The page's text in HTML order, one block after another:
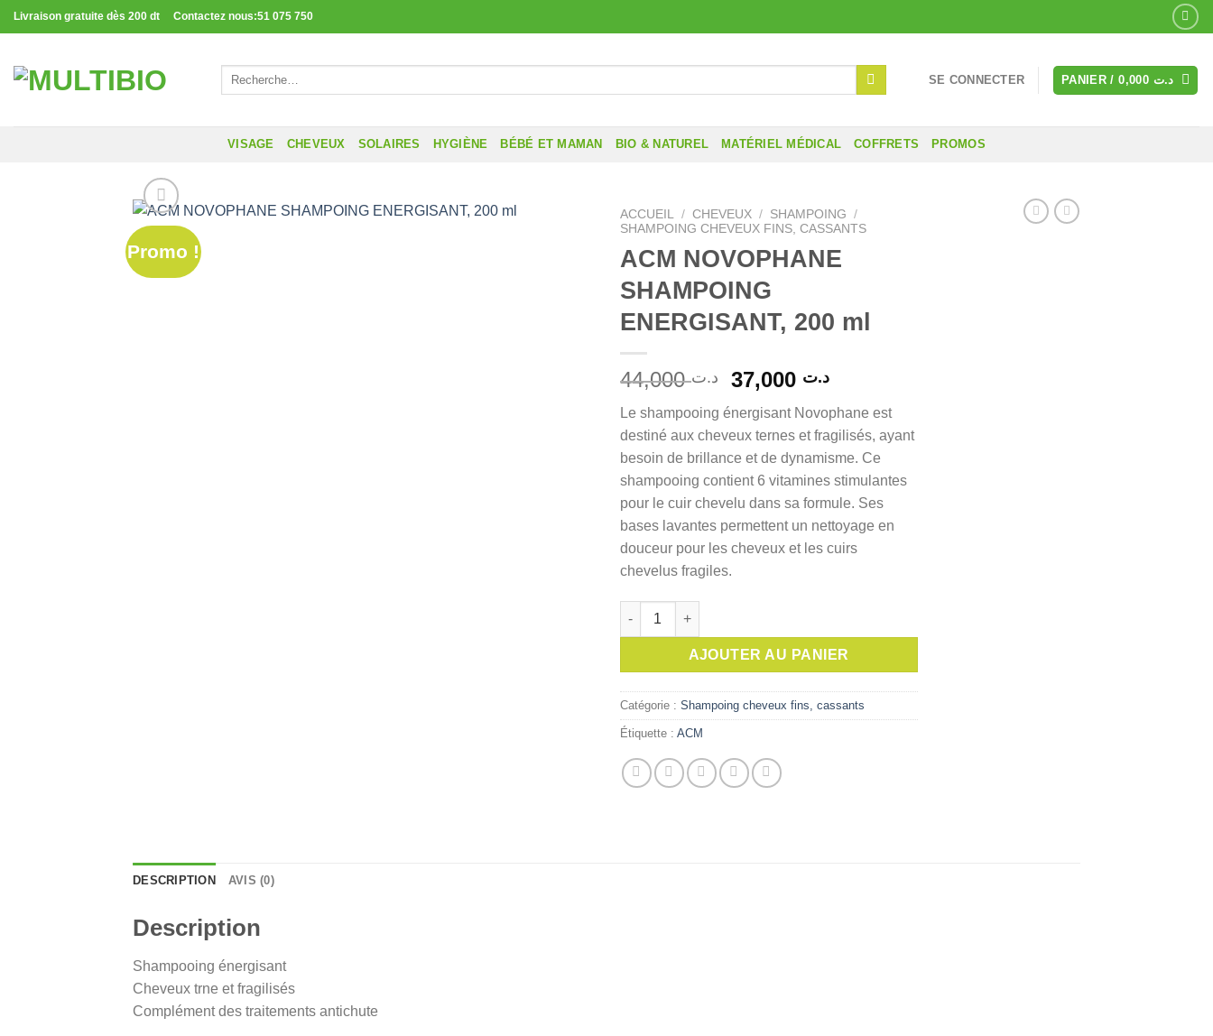
Passer
au
Livraison gratuite dès 200 dt Contactez nous:51 075 750
Recherche
SE CONNECTER PANIER / د.ت
VISAGE CHEVEUX SOLAIRES HYGIÈNE BÉBÉ ET MAMAN BIO & NATUREL MATÉRIEL MÉDICAL COFFRETS PROMOS
Promo !
ACCUEIL / CHEVEUX / SHAMPOING
/
SHAMPOING CHEVEUX FINS, CASSANTS
ACM NOVOPHANE
SHAMPOING
ENERGISANT, 200 ml
د.ت44,000
Le
initial
était :
د.ت 44,000.
د.تLe
actuel
est :
Le shampooing énergisant Novophane est
destiné aux cheveux ternes et fragilisés, ayant
besoin de brillance et de dynamisme. Ce
shampooing contient 6 vitamines stimulantes
pour le cuir chevelu dans sa formule. Ses
bases lavantes permettent un nettoyage en
douceur pour les cheveux et les cuirs
chevelus fragiles.
quantité de ACM NOVOPHANE SHAMPOING ENERGISANT, 200 ml
AJOUTER AU PANIER
Catégorie : Shampoing cheveux fins, cassants
Étiquette : ACM
DESCRIPTION AVIS (0)
Description
Shampooing énergisant
Cheveux trne et fragilisés
Complément des traitements antichute